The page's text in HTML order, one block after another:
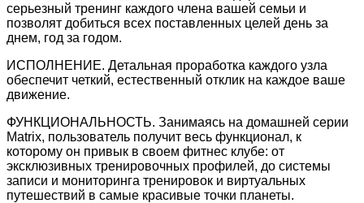
серьезный тренинг каждого члена вашей семьи и
позволят добиться всех поставленных целей день за
днем, год за годом.
ИСПОЛНЕНИЕ. Детальная проработка каждого узла
обеспечит четкий, естественный отклик на каждое ваше
движение.
ФУНКЦИОНАЛЬНОСТЬ. Занимаясь на домашней серии
Matrix, пользователь получит весь функционал, к
которому он привык в своем фитнес клубе: от
эксклюзивных тренировочных профилей, до системы
записи и мониторинга тренировок и виртуальных
путешествий в самые красивые точки планеты.